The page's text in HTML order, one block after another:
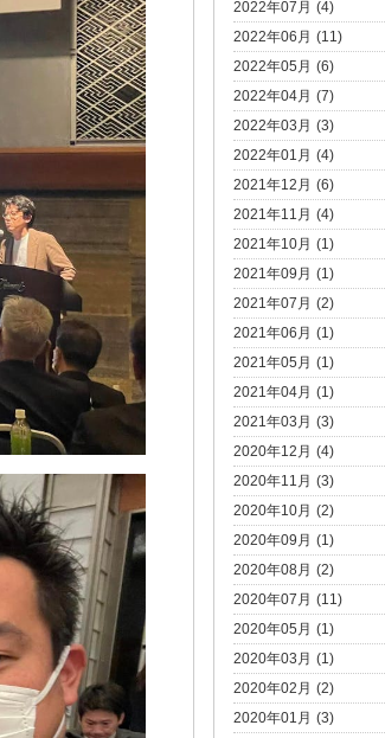
2022年07月 (4)
2022年06月 (11)
2022年05月 (6)
2022年04月 (7)
2022年03月 (3)
2022年01月 (4)
2021年12月 (6)
2021年11月 (4)
2021年10月 (1)
2021年09月 (1)
2021年07月 (2)
2021年06月 (1)
2021年05月 (1)
2021年04月 (1)
2021年03月 (3)
2020年12月 (4)
2020年11月 (3)
2020年10月 (2)
2020年09月 (1)
2020年08月 (2)
2020年07月 (11)
2020年05月 (1)
2020年03月 (1)
2020年02月 (2)
2020年01月 (3)